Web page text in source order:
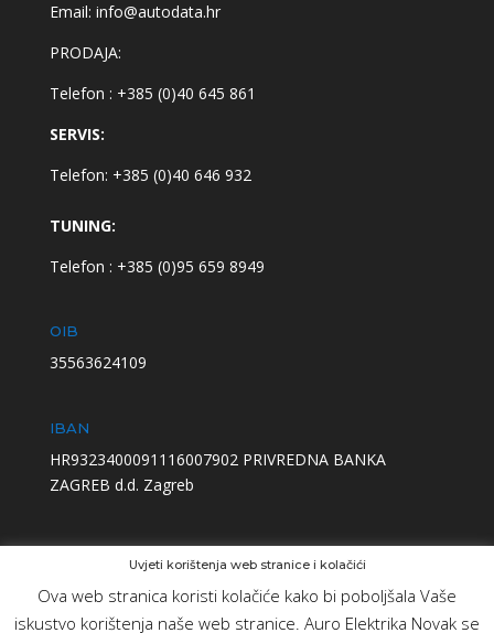
Email: info@autodata.hr
PRODAJA:
Telefon : +385 (0)40 645 861
SERVIS:
Telefon: +385 (0)40 646 932
TUNING:
Telefon : +385 (0)95 659 8949
OIB
35563624109
IBAN
HR9323400091116007902 PRIVREDNA BANKA
ZAGREB d.d. Zagreb
Uvjeti korištenja web stranice i kolačići
Ova web stranica koristi kolačiće kako bi poboljšala Vaše
iskustvo korištenja naše web stranice. Auro Elektrika Novak se